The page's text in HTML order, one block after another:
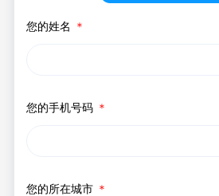
您的姓名 ＊
您的手机号码 ＊
您的所在城市 ＊